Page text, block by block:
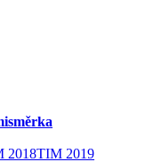
2018TIM 2019